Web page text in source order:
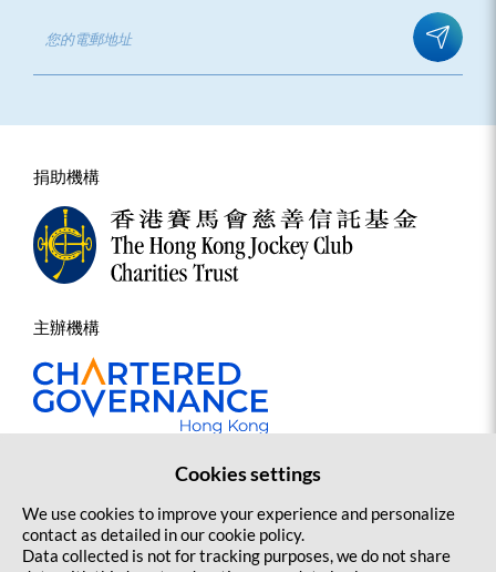
捐助機構
主辦機構
聯絡我們網站地圖版權及免責聲明私隱條款
Cookies settings
We use cookies to improve your experience and personalize
contact as detailed in our cookie policy.
Data collected is not for tracking purposes, we do not share